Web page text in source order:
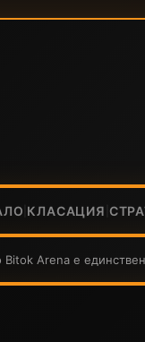
КЛАСАЦИЯ
Arena е